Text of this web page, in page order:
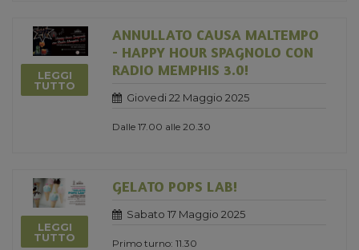
LEGGI
TUTTO
ANNULLATO CAUSA MALTEMPO
- HAPPY HOUR SPAGNOLO CON
RADIO MEMPHIS 3.0!
Giovedi 22 Maggio 2025
Dalle 17.00 alle 20.30
LEGGI
TUTTO
GELATO POPS LAB!
Sabato 17 Maggio 2025
Primo turno: 11.30